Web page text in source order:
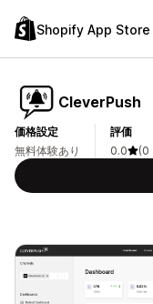
Shopify App Store
CleverPush
価格設定
無料体験あり
評価
0.0
(0